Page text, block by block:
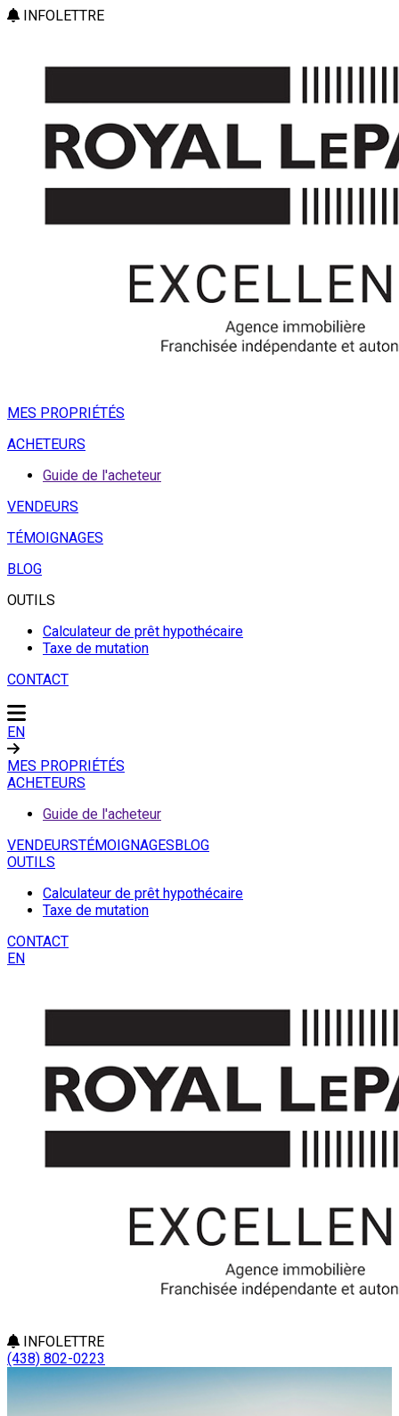
INFOLETTRE
MES PROPRIÉTÉS
ACHETEURS
Guide de l'acheteur
VENDEURS
TÉMOIGNAGES
BLOG
OUTILS
Calculateur de prêt hypothécaire
Taxe de mutation
CONTACT
EN
MES PROPRIÉTÉS
ACHETEURS
Guide de l'acheteur
VENDEURSTÉMOIGNAGESBLOG
OUTILS
Calculateur de prêt hypothécaire
Taxe de mutation
CONTACT
EN
INFOLETTRE
(438) 802-0223